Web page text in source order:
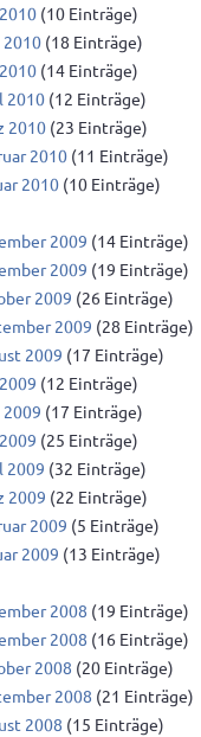
(10 Einträge)
2010 (18 Einträge)
(14 Einträge)
2010 (12 Einträge)
2010 (23 Einträge)
2010 (11 Einträge)
2010 (10 Einträge)
2009 (14 Einträge)
2009 (19 Einträge)
2009 (26 Einträge)
2009 (28 Einträge)
2009 (17 Einträge)
(12 Einträge)
2009 (17 Einträge)
(25 Einträge)
2009 (32 Einträge)
2009 (22 Einträge)
2009 (5 Einträge)
2009 (13 Einträge)
2008 (19 Einträge)
2008 (16 Einträge)
2008 (20 Einträge)
2008 (21 Einträge)
2008 (15 Einträge)